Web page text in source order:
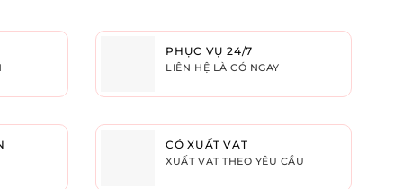
PHỤC VỤ 24/7
LIÊN HỆ LÀ CÓ NGAY
CÓ XUẤT VAT
XUẤT VAT THEO YÊU CẦU